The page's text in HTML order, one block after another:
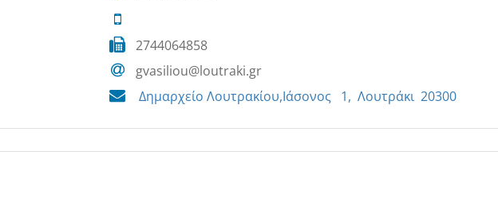
2744064858
gvasiliou@loutraki.gr
Δημαρχείο Λουτρακίου,Ιάσονος 1, Λουτράκι 20300